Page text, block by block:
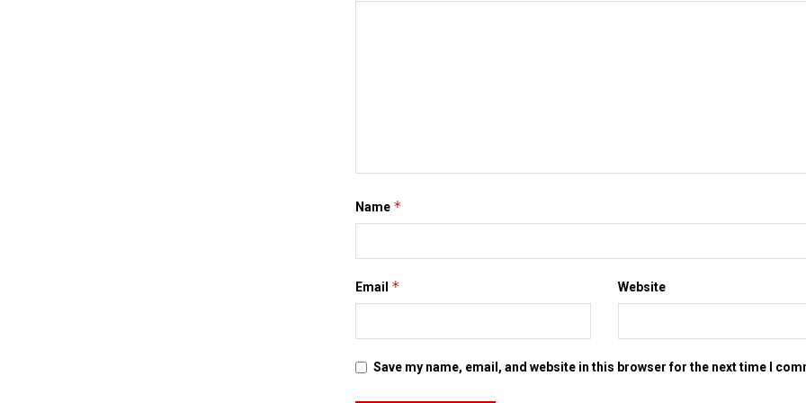
Name *
Email * Website
Save my name, email, and website in this browser for the next time I